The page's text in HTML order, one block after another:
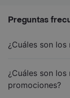
Preguntas
¿Cuáles son
¿Cuáles son
promociones?